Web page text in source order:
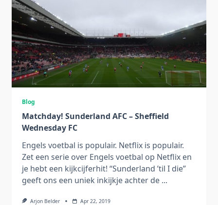
Blog
Matchday! Sunderland AFC – Sheffield
Wednesday FC
Engels voetbal is populair. Netflix is populair.
Zet een serie over Engels voetbal op Netflix en
je hebt een kijkcijferhit! “Sunderland ’til I die”
geeft ons een uniek inkijkje achter de ...
Arjon Belder Apr 22, 2019